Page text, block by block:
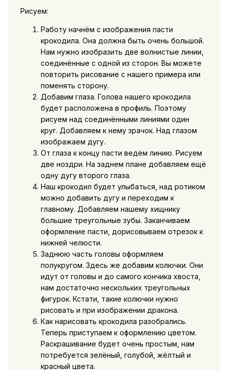
Рисуем:
Работу начнём с изображения пасти
крокодила. Она должна быть очень большой.
Нам нужно изобразить две волнистые линии,
соединённые с одной из сторон. Вы можете
повторить рисование с нашего примера или
поменять сторону.
Добавим глаза. Голова нашего крокодила
будет расположена в профиль. Поэтому
рисуем над соединёнными линиями один
круг. Добавляем к нему зрачок. Над глазом
изображаем дугу.
От глаза к концу пасти ведём линию. Рисуем
две ноздри. На заднем плане добавляем ещё
одну дугу второго глаза.
Наш крокодил будет улыбаться, над ротиком
можно добавить дугу и переходим к
главному. Добавляем нашему хищнику
большие треугольные зубы. Заканчиваем
оформление пасти, дорисовываем отрезок к
нижней челюсти.
Заднюю часть головы оформляем
полукругом. Здесь же добавим колючки. Они
идут от головы и до самого кончика хвоста,
нам достаточно нескольких треугольных
фигурок. Кстати, такие колючки нужно
рисовать и при изображении дракона.
Как нарисовать крокодила разобрались.
Теперь приступаем к оформлению цветом.
Раскрашивание будет очень простым, нам
потребуется зелёный, голубой, жёлтый и
красный цвета.